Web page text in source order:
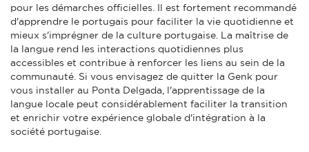
pour les démarches officielles. Il est fortement recommandé
d'apprendre le portugais pour faciliter la vie quotidienne et
mieux s'imprégner de la culture portugaise. La maîtrise de
la langue rend les interactions quotidiennes plus
accessibles et contribue à renforcer les liens au sein de la
communauté. Si vous envisagez de quitter la Genk pour
vous installer au Ponta Delgada, l'apprentissage de la
langue locale peut considérablement faciliter la transition
et enrichir votre expérience globale d'intégration à la
société portugaise.